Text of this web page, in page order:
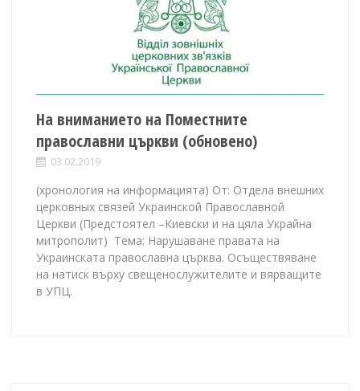
На вниманието на Поместните
православни църкви (обновено)
03.02.2019
(хронология на информацията) От: Отдела внешних
церковных связей Украинской Православной
Церкви (Предстоятел –Киевски и на цяла Украйна
митрополит) Тема: Нарушаване правата на
Украинската православна църква. Осъществяване
на натиск върху свещенослужителите и вярващите
в УПЦ.